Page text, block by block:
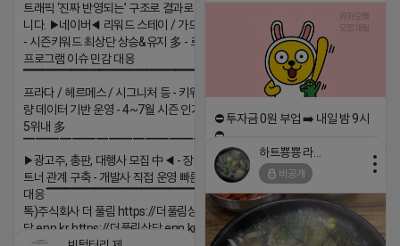
트래픽 ‘진짜 반영되는’ 구조로 결과로 보여드립
니다. ▶네이버◀ 리워드 스테이 / 가드 / 자몽 등
- 시즌키워드 최상단 상승&유지 多 - 로직변화,
프로그램 이슈 민감 대응
▔▔▔▔▔▔▔▔▔▔▔▔▔▔▔▔▔▔ ▶쿠팡◀
프라다 / 헤르메스 / 시그니처 등 - 키워드 검색
량 데이터 기반 운영 - 4~7월 시즌 인기 키워드
5위내 多
▔▔▔▔▔▔▔▔▔▔▔▔▔▔▔▔▔▔
▶광고주, 총판, 대행사 모집 中◀ - 장기 협업 파
트너 관계 구축 - 개발사 직접 운영 빠른 피드백
대응 ▔▔▔▔▔▔▔▔▔▔▔▔▔▔▔▔▔▔ (카
톡)주식회사 더 풀림 https://더풀림상
담.enn.kr https://더풀림상담.enn.kr
⛔️ 투자금 0원 부업 ➡️ 내일 밤 9시
⛔️
2026-04-18 17:23
하트뿅뿅 라이언
비공개